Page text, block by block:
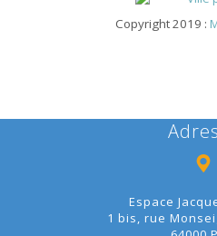
Copyright 2019 :
Espace
1 bis, rue